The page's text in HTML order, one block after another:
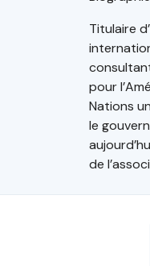
Titulaire
pour
Nations
le
de